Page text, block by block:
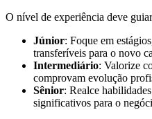
O nível de experiência deve
Júnior: Foque em
transferíveis para o novo
Intermediário: Valorize
comprovam evolução
Sênior: Realce
significativos para o